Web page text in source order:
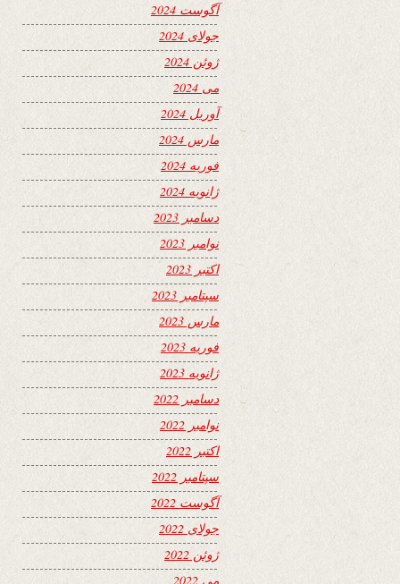
آگوست 2024
جولای 2024
ژوئن 2024
می 2024
آوریل 2024
مارس 2024
فوریه 2024
ژانویه 2024
دسامبر 2023
نوامبر 2023
اکتبر 2023
سپتامبر 2023
مارس 2023
فوریه 2023
ژانویه 2023
دسامبر 2022
نوامبر 2022
اکتبر 2022
سپتامبر 2022
آگوست 2022
جولای 2022
ژوئن 2022
می 2022